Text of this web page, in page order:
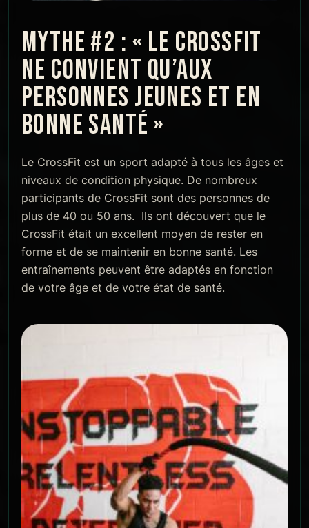
MYTHE #2 : « LE CROSSFIT
NE CONVIENT QU’AUX
PERSONNES JEUNES ET EN
BONNE SANTÉ »
Le CrossFit est un sport adapté à tous les âges et
niveaux de condition physique. De nombreux
participants de CrossFit sont des personnes de
plus de 40 ou 50 ans. Ils ont découvert que le
CrossFit était un excellent moyen de rester en
forme et de se maintenir en bonne santé. Les
entraînements peuvent être adaptés en fonction
de votre âge et de votre état de santé.